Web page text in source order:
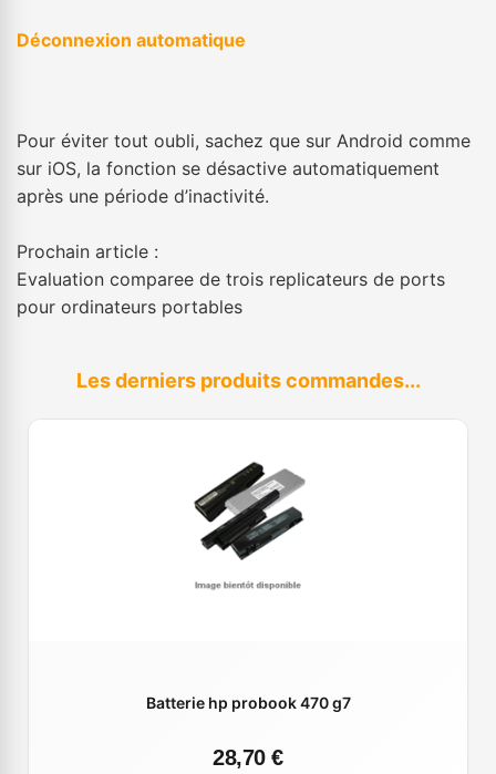
Déconnexion automatique
Pour éviter tout oubli, sachez que sur Android comme
sur iOS, la fonction se désactive automatiquement
après une période d’inactivité.
Prochain article :
Evaluation comparee de trois replicateurs de ports
pour ordinateurs portables
Les derniers produits commandes...
Batterie hp probook 470 g7
28,70 €